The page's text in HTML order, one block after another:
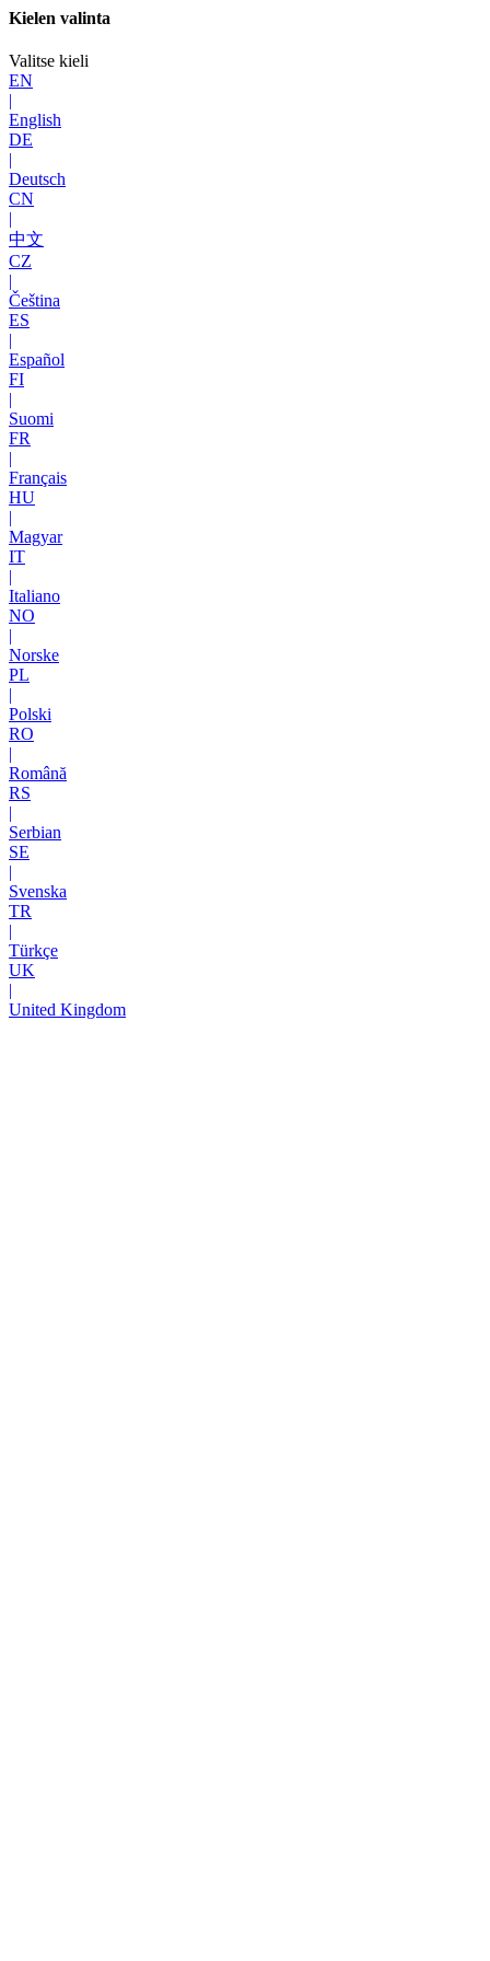
Kielen valinta
Valitse kieli
EN
|
English
DE
|
Deutsch
CN
|
中文
CZ
|
Čeština
ES
|
Español
FI
|
Suomi
FR
|
Français
HU
|
Magyar
IT
|
Italiano
NO
|
Norske
PL
|
Polski
RO
|
Română
RS
|
Serbian
SE
|
Svenska
TR
|
Türkçe
UK
|
United Kingdom